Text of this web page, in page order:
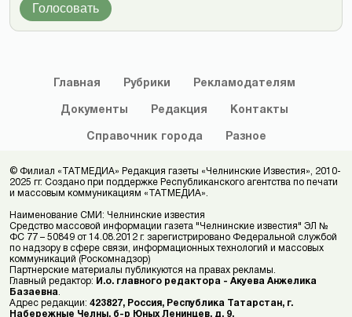
Голосовать
Главная Рубрики Рекламодателям
Документы Редакция Контакты
Справочник города Разное
© Филиал «ТАТМЕДИА» Редакция газеты «Челнинские Известия», 2010-
2025 гг. Создано при поддержке Республиканского агентства по печати
и массовым коммуникациям «ТАТМЕДИА».
Наименование СМИ: Челнинские известия
Средство массовой информации газета "Челнинские известия" ЭЛ №
ФС 77 – 50849 от 14.08.2012 г. зарегистрировано Федеральной службой
по надзору в сфере связи, информационных технологий и массовых
коммуникаций (Роскомнадзор)
Партнерские материалы публикуются на правах рекламы.
Главный редактор: И.о. главного редактора - Акуева Анжелика
Базаевна
Адрес редакции: 423827, Россия, Республика Татарстан, г.
Набережные Челны, б-р Юных Ленинцев, д. 9.